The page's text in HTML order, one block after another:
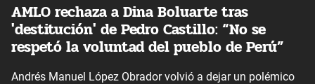
AMLO rechaza a Dina Boluarte tras
'destitución' de Pedro Castillo: “No se
respetó la voluntad del pueblo de Perú”
Andrés Manuel López Obrador volvió a dejar un polémico